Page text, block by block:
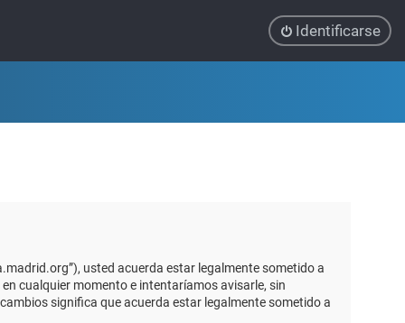
Identificarse
usted acuerda estar legalmente sometido a
cualquier momento e intentaríamos avisarle, sin
significa que acuerda estar legalmente sometido a